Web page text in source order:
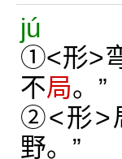
jú
①<形>
不局。”
②<形>
野。”